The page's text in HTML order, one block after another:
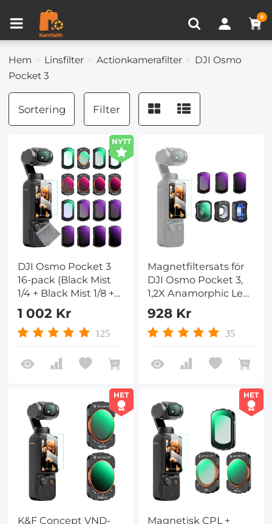
0
Hem Linsfilter Actionkamerafilter
DJI Osmo
Pocket 3
Sortering Filter
NYTT
DJI Osmo Pocket 3
16-pack (Black Mist
1/4 + Black Mist 1/8 +
UV + CPL + ND32&PL
+ ND16&PL + ND8&PL
+ ND64&PL + ND8 +
+ ND128 +
Pulsationsreducering
1 002 Kr
125
Magnetfiltersats för
DJI Osmo Pocket 3,
1,2X Anamorphic Lens
+ 10X Makro
DJI Osmo Pocket
Magnetisk
Legeringsram
928 Kr
35
HET
K&F Concept VND-
HET
Magnetisk CPL +